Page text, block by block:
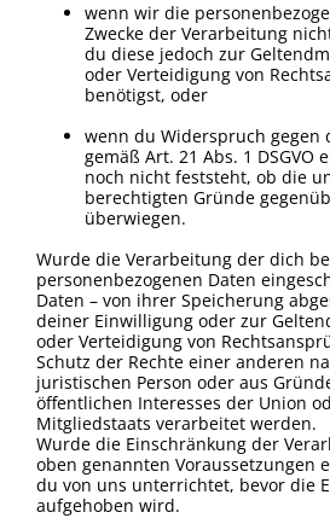
wenn wir die
Zwecke der Verarbeitung
du diese jedoch zur
oder Verteidigung von
benötigst, oder
wenn du Widerspruch gegen
gemäß Art. 21 Abs. 1 DSGVO
noch nicht feststeht, ob die
berechtigten Gründe
überwiegen.
Wurde die Verarbeitung der dich
personenbezogenen Daten
Daten – von ihrer Speicherung
deiner Einwilligung oder zur
oder Verteidigung von
Schutz der Rechte einer anderen
juristischen Person oder aus
öffentlichen Interesses der Union
Mitgliedstaats verarbeitet werden.
Wurde die Einschränkung der
oben genannten Voraussetzungen
du von uns unterrichtet, bevor die
aufgehoben wird.